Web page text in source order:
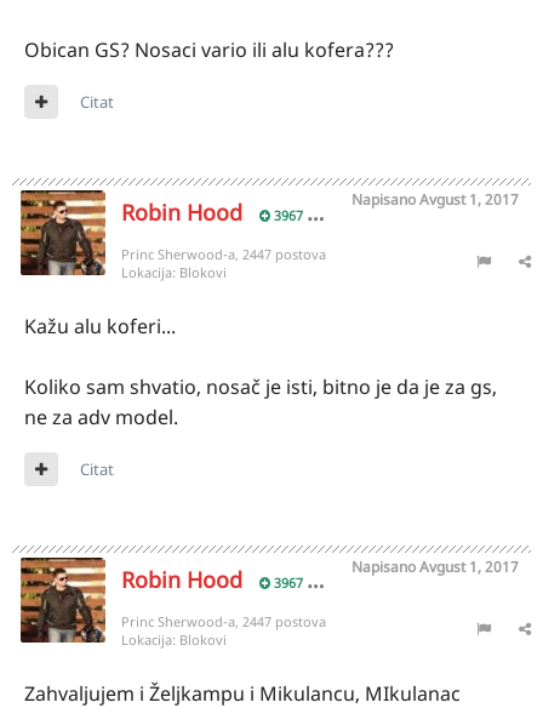
Obican GS? Nosaci vario ili alu kofera???
Citat
Robin Hood 3967
NapisanoAvgust 1, 2017
Princ Sherwood-a, 2447 postova
Lokacija: Blokovi
Kažu alu koferi...
Koliko sam shvatio, nosač je isti, bitno je da je za gs,
ne za adv model.
Citat
Robin Hood 3967
NapisanoAvgust 1, 2017
Princ Sherwood-a, 2447 postova
Lokacija: Blokovi
Zahvaljujem i Željkampu i Mikulancu, MIkulanac